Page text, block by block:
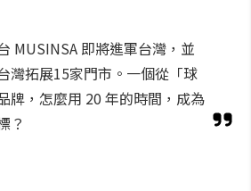
MUSINSA 即將進軍台灣，並
灣拓展15家門市。一個從「球
牌，怎麼用 20 年的時間，成為
？